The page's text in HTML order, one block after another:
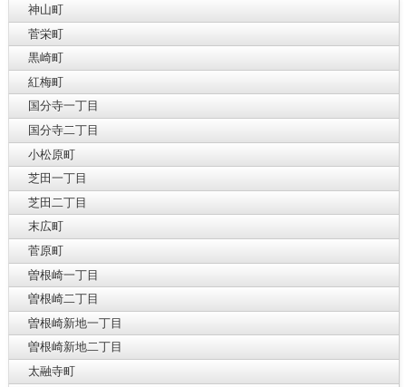
神山町
菅栄町
黒崎町
紅梅町
国分寺一丁目
国分寺二丁目
小松原町
芝田一丁目
芝田二丁目
末広町
菅原町
曽根崎一丁目
曽根崎二丁目
曽根崎新地一丁目
曽根崎新地二丁目
太融寺町